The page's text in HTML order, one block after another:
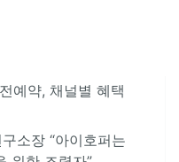
예약, 채널별 혜택
소장 “아이호퍼는